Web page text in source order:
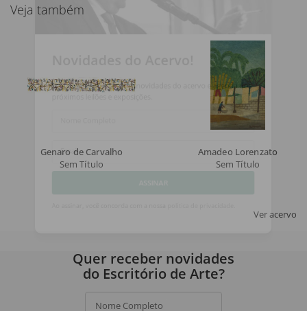
Veja também
Genaro de Carvalho
Sem Título
Amadeo Lorenzato
Sem Título
Ver acervo
Seja o primeiro a receber novidades do acervo e agenda dos
Email
Quer receber novidades
do Escritório de Arte?
Nome Completo